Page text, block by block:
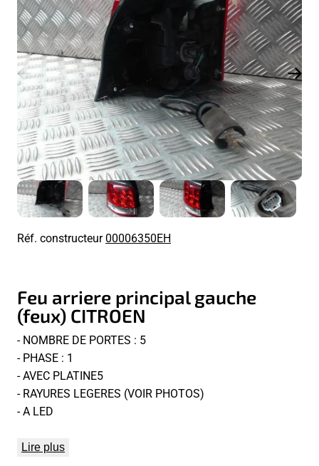
Réf. constructeur00006350EH
Feu arriere principal gauche
(feux) CITROEN
- NOMBRE DE PORTES : 5
- PHASE : 1
- AVEC PLATINE5
- RAYURES LEGERES (VOIR PHOTOS)
- A LED
Lire plus